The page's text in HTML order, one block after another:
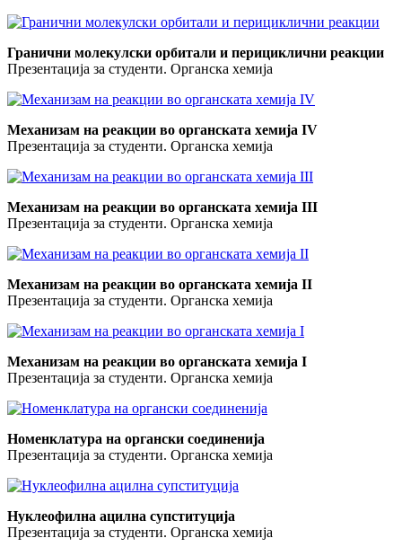
Гранични молекулски орбитали и перициклични реакции
Презентација за студенти. Органска хемија
Механизам на реакции во органската хемија IV
Презентација за студенти. Органска хемија
Механизам на реакции во органската хемија III
Презентација за студенти. Органска хемија
Механизам на реакции во органската хемија II
Презентација за студенти. Органска хемија
Механизам на реакции во органската хемија I
Презентација за студенти. Органска хемија
Номенклатура на органски соединенија
Презентација за студенти. Органска хемија
Нуклеофилна ацилна супституција
Презентација за студенти. Органска хемија